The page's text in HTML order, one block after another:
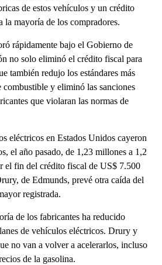
de estos vehículos y un crédito
la mayoría de los compradores.
rápidamente bajo el Gobierno de
no solo eliminó el crédito fiscal para
también redujo los estándares más
combustible y eliminó las sanciones
que violaran las normas de
eléctricos en Estados Unidos cayeron
el año pasado, de 1,23 millones a 1,2
el fin del crédito fiscal de US$ 7.500
de Edmunds, prevé otra caída del
registrada.
de los fabricantes ha reducido
de vehículos eléctricos. Drury y
no van a volver a acelerarlos, incluso
de la gasolina.